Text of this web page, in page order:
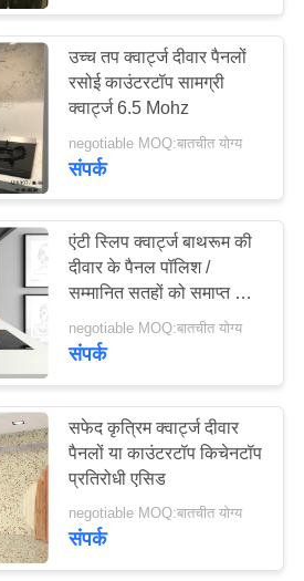
स्टोन
88
स्टोन
155
उच्च तप क्वार्ट्ज दीवार पैनलों
रसोई काउंटरटॉप सामग्री
क्वार्ट्ज 6.5 Mohz
negotiable MOQ:बातचीत योग्य
संपर्क
एंटी स्लिप क्वार्ट्ज बाथरूम की
दीवार के पैनल पॉलिश /
सम्मानित सतहों को समाप्त कर
negotiable MOQ:बातचीत योग्य
संपर्क
सफेद कृत्रिम क्वार्ट्ज दीवार
पैनलों या काउंटरटॉप किचेनटॉप
प्रतिरोधी एसिड
negotiable MOQ:बातचीत योग्य
संपर्क